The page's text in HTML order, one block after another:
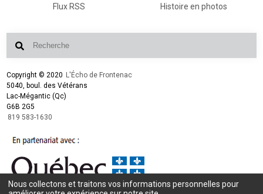
Flux RSS
Histoire en photos
Copyright © 2020 L'Écho de Frontenac
5040, boul. des Vétérans
Lac-Mégantic (Qc)
G6B 2G5
819 583-1630
Nous collectons et traitons vos informations personnelles pour